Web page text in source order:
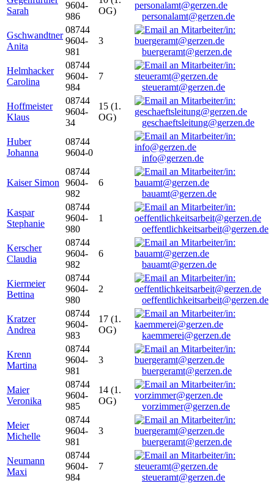
Sarah
9604-
986
OG)
personalamt@gerzen.de
Gschwandtner
Anita
08744
9604-
981
3
buergeramt@gerzen.de
Helmhacker
Carolina
08744
9604-
984
7
steueramt@gerzen.de
Hoffmeister
Klaus
08744
9604-
34
15 (1.
OG)
geschaeftsleitung@gerzen.de
Huber
Johanna
08744
9604-0
info@gerzen.de
Kaiser Simon
08744
9604-
982
6
bauamt@gerzen.de
Kaspar
Stephanie
08744
9604-
980
1
oeffentlichkeitsarbeit@gerzen.de
Kerscher
Claudia
08744
9604-
982
6
bauamt@gerzen.de
Kiermeier
Bettina
08744
9604-
980
2
oeffentlichkeitsarbeit@gerzen.de
Kratzer
Andrea
08744
9604-
983
17 (1.
OG)
kaemmerei@gerzen.de
Krenn
Martina
08744
9604-
981
3
buergeramt@gerzen.de
Maier
Veronika
08744
9604-
985
14 (1.
OG)
vorzimmer@gerzen.de
Meier
Michelle
08744
9604-
981
3
buergeramt@gerzen.de
Neumann
Maxi
08744
9604-
984
7
steueramt@gerzen.de